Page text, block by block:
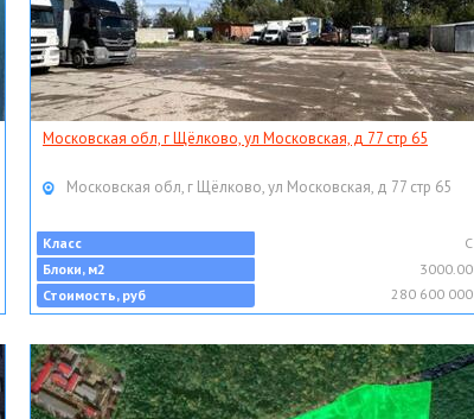
Московская обл, г Щёлково, ул Московская, д 77 стр 65
Московская обл, г Щёлково, ул Московская, д 77 стр 65
Класс
C
Блоки, м2
3000.00
Стоимость, руб
280 600 000